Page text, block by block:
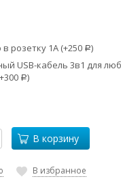
розетку 1А (+250 Р)
USB-кабель 3в1 для
300 Р)
В корзину
В избранное